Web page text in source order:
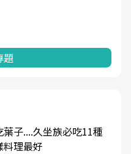
題
子....久坐族必吃11種
理最好